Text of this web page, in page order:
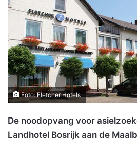
Foto: Fletcher Hotels
De noodopvang voor
Landhotel Bosrijk aan de